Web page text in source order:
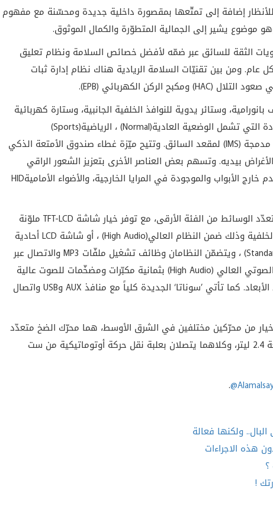
إضافة إلى تمتّعها بمقصورة داخلية جديدة ومحسّنة مع مفهوم
موضوع يشير إلى الجمالية المتطوّرة والكمال الموثوق.
الثقة للسائق عبر ضمّه لأفضل خصائص السلامة ونظام تعليق
ومن بين تقنيّات السلامة الريادية هناك نظام إدارة ثبات
صعود التلال (HAC)ومكبح الركن الكهربائي (EPB)
.
وستائر يدوية للنوافذ الخلفية الجانبية، وستارة كهربائية
التي تشمل الوضعية العادية(Normal)، الرياضية(Sports)
مدمجة (IMS) لمقعد السائق. وتتيح ميّزة غطاء صندوق الأمتعة الذكي
بيديه. وتسهم بعض العناصر الأخرى بتعزيز الشعور الراقي
الأبواب والموجودة في المرايا الخارجية، والأضواء الأماميةHID
الوسائط من الفئة الأرقى، مع توفر خيار شاشة TFT-LCD ملوّنة
(High Audio)، أو شاشة LCDأحادية
، ويتضمّن النظامان وظائف تشغيل ملفّات MP3والاتصال عبر
العالي (High Audio) بثمانية مكبّرات ومضخّمات للصوت عالية
كما تأتي ’سوناتا‘ الجديدة كلياً مع منافذ AUXوUSBواتصال
بخيار من محرّكين مختلفين في الشرق الأوسط، هما محرّك الضخ متعدّد
سعة 2.4 ليتر، وكلاهما يتصلان بعلبة نقل حركة أوتوماتيكية من ست
.
ولكنها فعالة
هذه الاجراءات
!